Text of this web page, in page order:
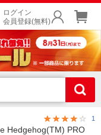
ログイン
会員登録(無料)
1
Hedgehog(TM) PRO